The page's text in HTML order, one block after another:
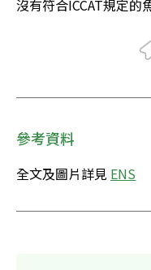
沒有符合ICCAT規定的
參考資料
全文及圖片詳見 ENS